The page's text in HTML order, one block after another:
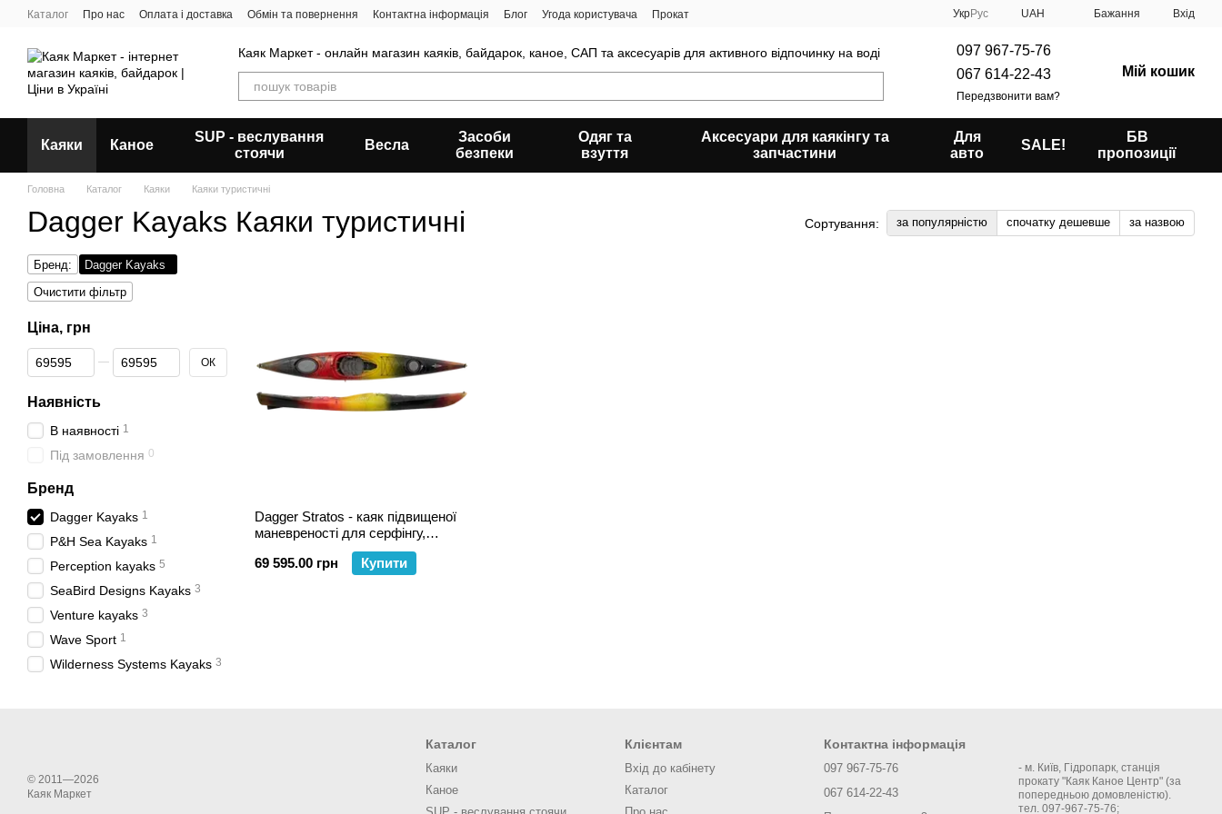
Перейти до основного контенту
Каталог Про нас Оплата і доставка Обмін та повернення Контактна інформація Блог Угода користувача Прокат УкрРус UAH Бажання Вхід
Каяк Маркет - онлайн магазин каяків, байдарок, каное, САП та аксесуарів для активного відпочинку на воді
097 967-75-76
067 614-22-43
Передзвонити вам?
Мій кошик
Каяки Каное
SUP - веслування
стоячи
Весла
Засоби
безпеки
Одяг та
взуття
Аксесуари для каякінгу та
запчастини
Для
авто
SALE!
БВ
пропозиції
Головна Каталог Каяки Каяки туристичні
Dagger Kayaks Каяки туристичні Сортування: за популярністю спочатку дешевше за назвою
Dagger Stratos - каяк підвищеної
маневреності для серфінгу,
туризму сплавів річками
69 595.00 грн
Купити
Бренд:
Dagger Kayaks
Очистити фільтр
Ціна, грн
Від Ціна, грн
До Ціна, грн ОК
Наявність
В наявності 1
Під замовлення 0
Бренд
Dagger Kayaks 1
P&H Sea Kayaks 1
Perception kayaks 5
SeaBird Designs Kayaks 3
Venture kayaks 3
Wave Sport 1
Wilderness Systems Kayaks 3
© 2011—2026
Каяк Маркет
Каталог
Каяки
Каное
Клієнтам
Вхід до кабінету
Каталог
Контактна інформація
097 967-75-76
067 614-22-43
- м. Київ, Гідропарк, станція
прокату "Каяк Каное Центр" (за
попередньою домовленістю).
тел. 097-967-75-76;